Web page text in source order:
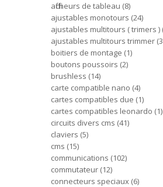
afficheurs de tableau 8
ajustables monotours 24
ajustables multitours ( trimers )
ajustables multitours trimmer 3
boitiers de montage 1
boutons poussoirs 2
brushless 14
carte compatible nano 4
cartes compatibles due 1
cartes compatibles leonardo 1
circuits divers cms 41
claviers 5
cms 15
communications 102
commutateur 12
connecteurs speciaux 6